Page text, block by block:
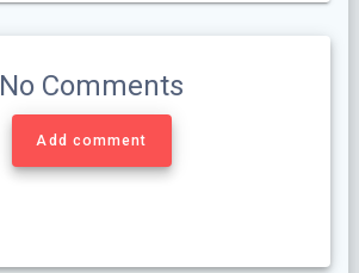
No Comments
Add comment